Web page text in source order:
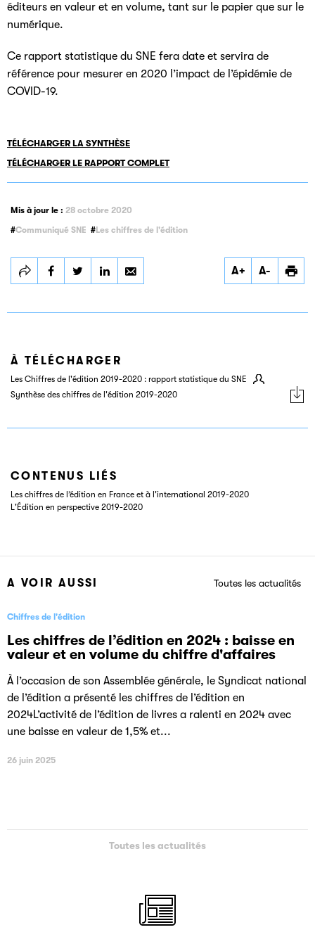
éditeurs en valeur et en volume, tant sur le papier que sur le
numérique.
Ce rapport statistique du SNE fera date et servira de
référence pour mesurer en 2020 l’impact de l’épidémie de
COVID-19.
TÉLÉCHARGER LA SYNTHÈSE
TÉLÉCHARGER LE RAPPORT COMPLET
Mis à jour le : 28 octobre 2020
Communiqué SNE
Les chiffres de l'édition
Partager
Les chiffres de
Partager
Les chiffres de
Partager
Les chiffres de
A+ A-
À TÉLÉCHARGER
Les Chiffres de l'édition 2019-2020 : rapport statistique du SNE
Synthèse des chiffres de l'édition 2019-2020
CONTENUS LIÉS
Les chiffres de l’édition en France et à l'international 2019-2020
L'Édition en perspective 2019-2020
A VOIR AUSSI Toutes les actualités
Chiffres de l'édition
Les chiffres de l’édition en 2024 : baisse en
valeur et en volume du chiffre d'affaires
À l’occasion de son Assemblée générale, le Syndicat national
de l’édition a présenté les chiffres de l’édition en
2024L’activité de l’édition de livres a ralenti en 2024 avec
une baisse en valeur de 1,5% et...
26 juin 2025
Toutes les actualités